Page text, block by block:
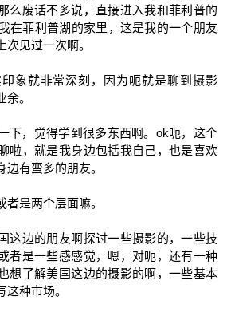
么废话不多说，直接进入我和菲利普的
在菲利普湖的家里，这是我的一个朋友
见过一次啊。
象就非常深刻，因为呃就是聊到摄影
。
下，觉得学到很多东西啊。ok呃，这个
啦，就是我身边包括我自己，也是喜欢
有蛮多的朋友。
是两个层面嘛。
这边的朋友啊探讨一些摄影的，一些技
者是一些感感觉，嗯，对呃，还有一种
想了解美国这边的摄影的啊，一些基本
种市场。